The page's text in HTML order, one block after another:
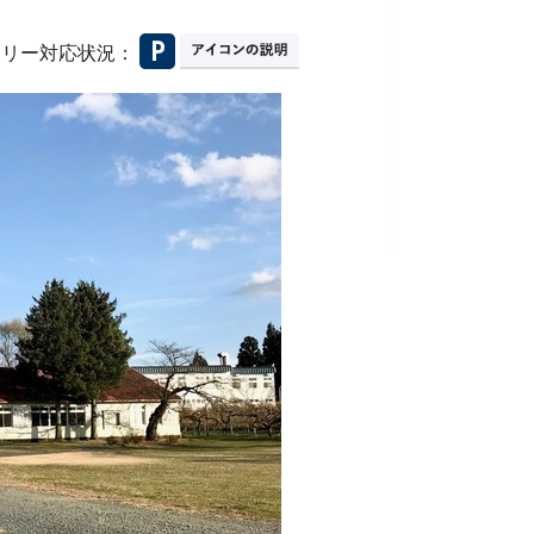
ー対応状況：